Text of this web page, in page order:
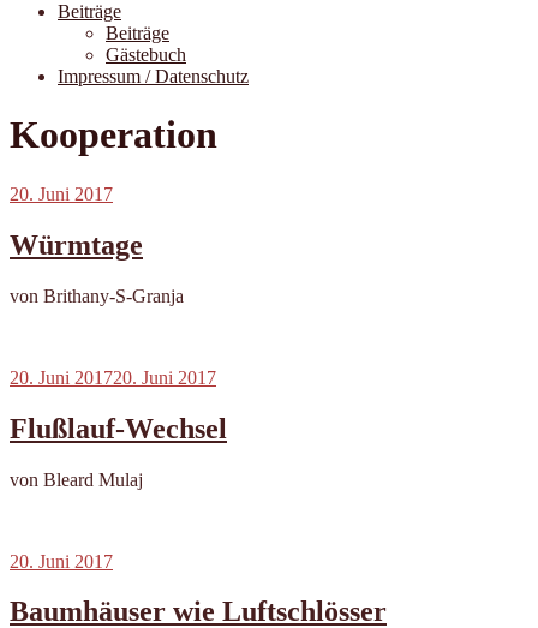
Beiträge
Beiträge
Gästebuch
Impressum / Datenschutz
Kooperation
Veröffentlicht
20. Juni 2017
Würmtage
von Brithany-S-Granja
Veröffentlicht
20. Juni 201720. Juni 2017
Flußlauf-Wechsel
von Bleard Mulaj
Veröffentlicht
20. Juni 2017
Baumhäuser wie Luftschlösser